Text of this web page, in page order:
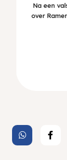
Na een
over